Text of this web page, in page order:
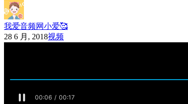
我爱音频网小爱🥰
28 6 月, 2018视频